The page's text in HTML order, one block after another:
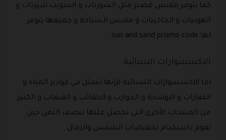
كما يتوفر ملابس قصير مثل الشورتات و السويت شيرتات و
الهوديات و الجاكيتات و ملابس السباحة و جميعها يتوفر
لها sun and sand promo code .
الاكسسوارات النسائية
اما الاكسسوارات النسائية فإنها تتمثل في قوارير المياه و
القفازات و الاوشحة و الجوارب و الحقائب و القبعات و الكثير
من المنتجات الأخرى التي تحصل عليها بنصف الثمن حين
تقوم باستخدام تخفيضات الشمس والرمال .